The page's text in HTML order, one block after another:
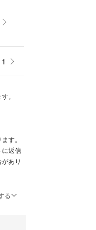
1
。
す。
に返信
あり
売価
う場
る